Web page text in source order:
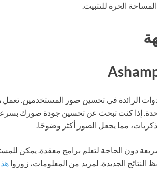
الرائدة في تحسين صور المستخدمين. تعمل
إذا كنت تبحث عن تحسين جودة صورك
مما يجعل الصور أكثر وضوحًا.
دون الحاجة لتعلم برامج معقدة. يمكن
الجديدة. لمزيد من المعلومات، زوروا